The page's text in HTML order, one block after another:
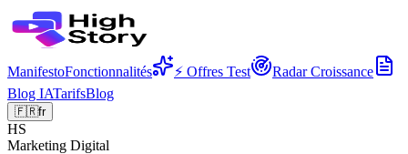
ManifestoFonctionnalités ⚡ Offres Test
Radar Croissance
Blog IATarifsBlog
🇫🇷fr
HS
Marketing Digital